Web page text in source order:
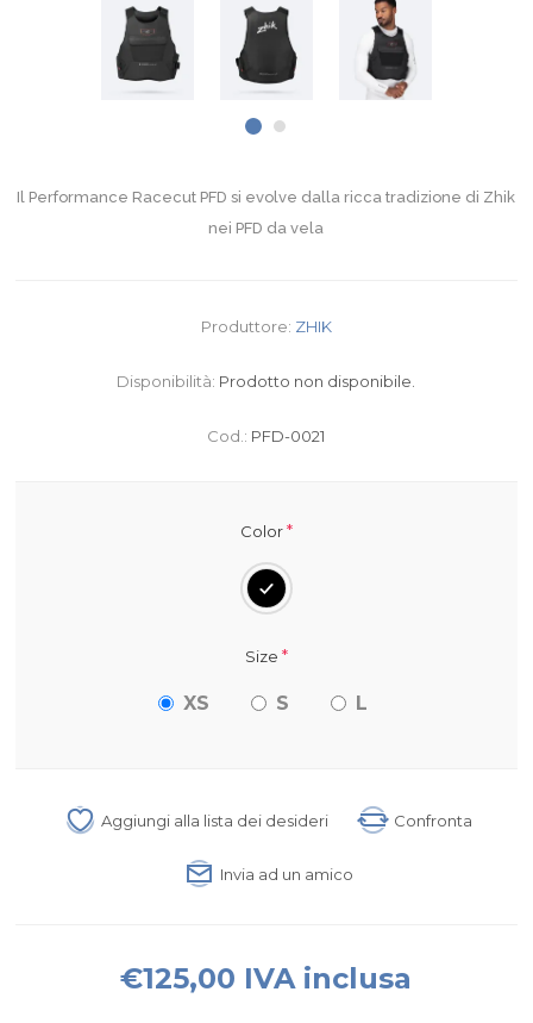
Il Performance Racecut PFD si evolve dalla ricca tradizione di Zhik
nei PFD da vela
Produttore: ZHIK
Disponibilità: Prodotto non disponibile.
Cod.: PFD-0021
Color*
Size *
XS S L
Aggiungi alla lista dei desideri Confronta
Invia ad un amico
€125,00 IVA inclusa